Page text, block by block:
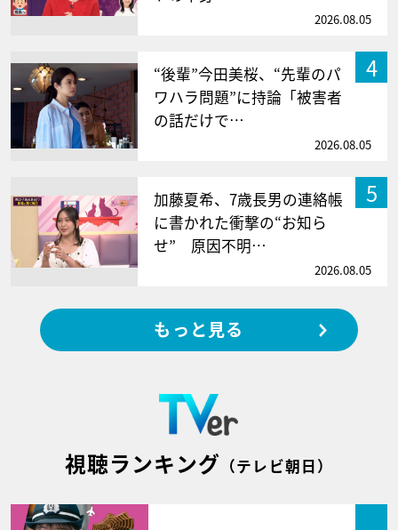
2026.08.05
4
“後輩”今田美桜、“先輩のパ
ワハラ問題”に持論「被害者
の話だけで…
2026.08.05
5
加藤夏希、7歳長男の連絡帳
に書かれた衝撃の“お知ら
せ” 原因不明…
2026.08.05
もっと見る
視聴ランキング （テレビ朝日）